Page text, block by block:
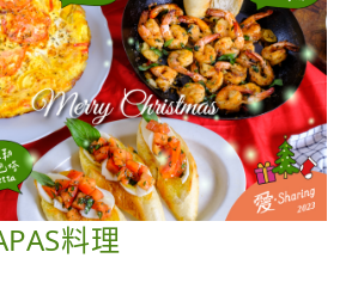
，包括不良生活作息、外在環境
蛋白流失的因素…
料理